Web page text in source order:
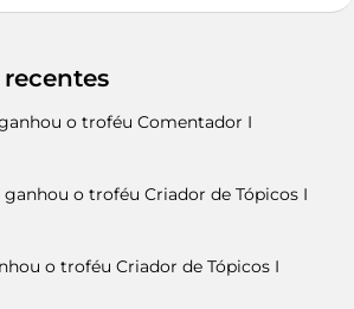
o troféu Comentador I
ganhou o troféu Criador de Tópicos I
o troféu Criador de Tópicos I